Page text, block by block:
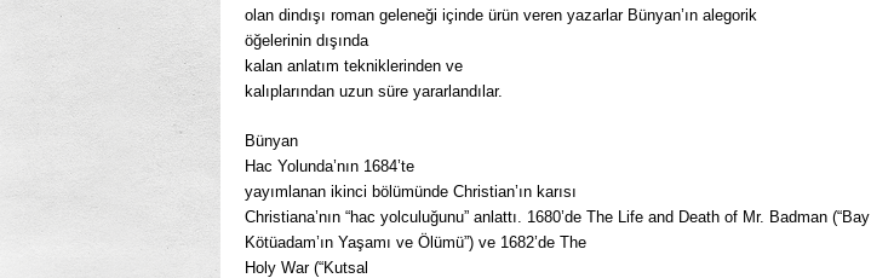
olan dindışı roman geleneği içinde ürün veren yazarlar Bünyan’ın alegorik
öğelerinin dışında
kalan anlatım tekniklerinden ve
kalıplarından uzun süre yararlan­dılar.
Bünyan
Hac Yolunda’nın 1684’te
yayımlanan ikinci bölümünde Christian’ın karısı
Christiana’nın “hac yolculuğunu” anlattı. 1680’de The Life and Death of Mr. Badman (“Bay
Kötüadam’ın Yaşamı ve Ölümü”) ve 1682’de The
Holy War (“Kutsal